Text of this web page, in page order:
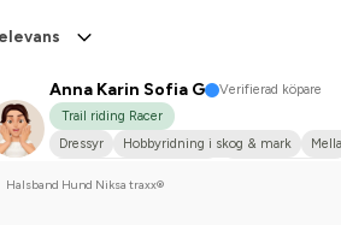
Anna Karin Sofia G
Verifierad köpare
Trail riding Racer
Dressyr
Hobbyridning i skog & mark
Halsband Hund Niksa traxx®